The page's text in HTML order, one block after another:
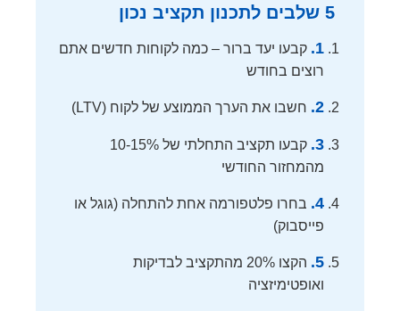
5 שלבים לתכנון תקציב נכון
1. קבעו יעד ברור – כמה לקוחות חדשים אתם
רוצים בחודש
2. חשבו את הערך הממוצע של לקוח (LTV)
3.
קבעו תקציב התחלתי של 10-15%
מהמחזור החודשי
4. בחרו פלטפורמה אחת להתחלה (גוגל או
פייסבוק)
5.
הקצו 20% מהתקציב לבדיקות
ואופטימיזציה